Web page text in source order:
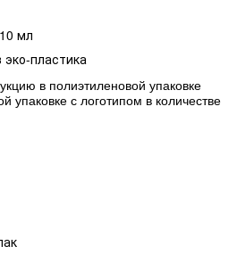
мл
пластика
в полиэтиленовой упаковке
упаковке с логотипом в количестве